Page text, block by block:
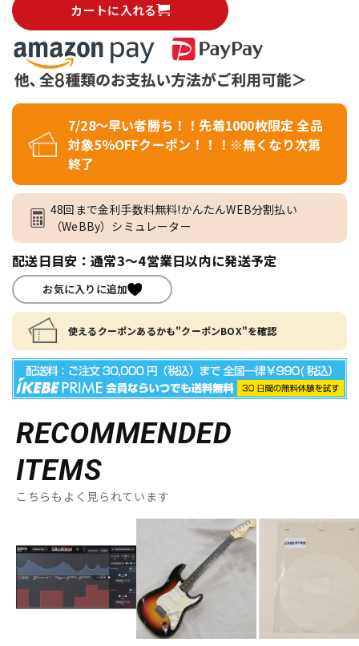
カートに入れる
7/28～早い者勝ち！！先着1000枚限定 全品
対象5％OFFクーポン！！！※無くなり次第
終了
48回まで金利手数料無料!かんたんWEB分割払い
（WeBBy）シミュレーター
配送日目安：通常3～4営業日以内に発送予定
お気に入りに追加
使えるクーポンあるかも"クーポンBOX"を確認
RECOMMENDED
ITEMS
こちらもよく見られています